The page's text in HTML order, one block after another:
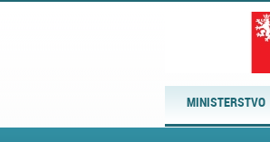
MINISTERSTVO